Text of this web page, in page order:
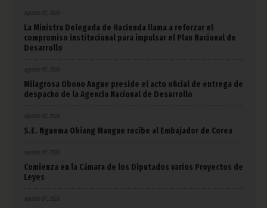
agosto 07, 2026
La Ministra Delegada de Hacienda llama a reforzar el
compromiso institucional para impulsar el Plan Nacional de
Desarrollo
agosto 07, 2026
Milagrosa Obono Angue preside el acto oficial de entrega de
despacho de la Agencia Nacional de Desarrollo
agosto 07, 2026
S.E. Nguema Obiang Mangue recibe al Embajador de Corea
agosto 07, 2026
Comienza en la Cámara de los Diputados varios Proyectos de
Leyes
agosto 07, 2026